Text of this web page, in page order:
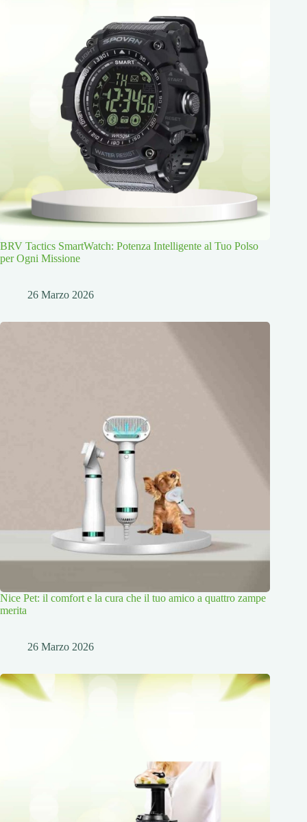
BRV Tactics SmartWatch: Potenza Intelligente al Tuo Polso
per Ogni Missione
26 Marzo 2026
Nice Pet: il comfort e la cura che il tuo amico a quattro zampe
merita
26 Marzo 2026